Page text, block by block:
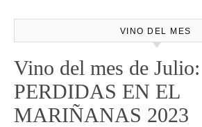
VINO DEL MES
Vino del mes de Julio:
PERDIDAS EN EL
MARIÑANAS 2023